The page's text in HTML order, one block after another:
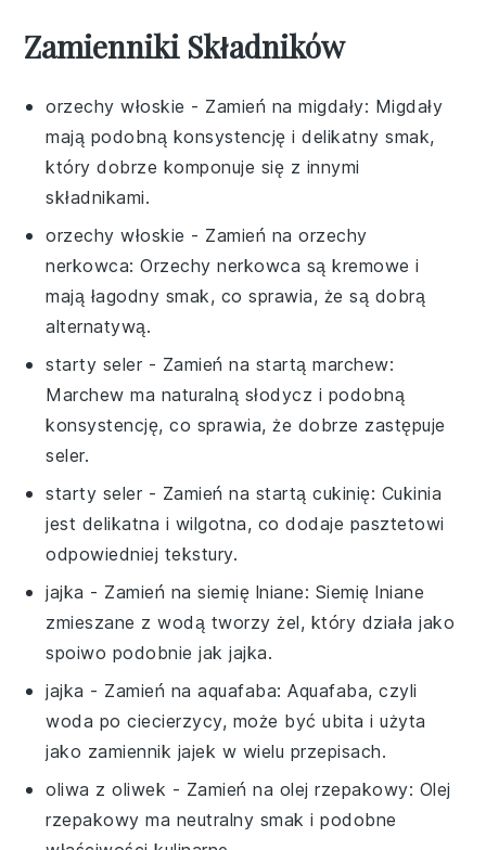
Zamienniki Składników
orzechy włoskie - Zamień namigdały: Migdały
mają podobną konsystencję i delikatny smak,
który dobrze komponuje się z innymi
składnikami.
orzechy włoskie - Zamień naorzechy
nerkowca: Orzechy nerkowca są kremowe i
mają łagodny smak, co sprawia, że są dobrą
alternatywą.
starty seler - Zamień na startą marchew:
Marchew ma naturalną słodycz i podobną
konsystencję, co sprawia, że dobrze zastępuje
seler.
starty seler - Zamień na startą cukinię: Cukinia
jest delikatna i wilgotna, co dodaje pasztetowi
odpowiedniej tekstury.
jajka - Zamień nasiemię lniane: Siemię lniane
zmieszane z wodą tworzy żel, który działa jako
spoiwo podobnie jak jajka.
jajka - Zamień naaquafaba: Aquafaba, czyli
woda po ciecierzycy, może być ubita i użyta
jako zamiennik jajek w wielu przepisach.
oliwa z oliwek - Zamień na olej rzepakowy: Olej
rzepakowy ma neutralny smak i podobne